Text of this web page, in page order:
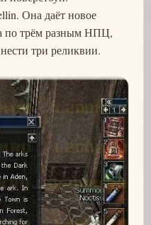
Она даёт новое
по трём разным НПЦ,
три реликвии.